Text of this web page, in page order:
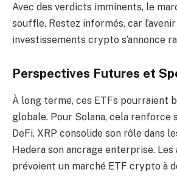
Avec des verdicts imminents, le
souffle. Restez informés, car l’avenir
investissements crypto s’annonce
Perspectives Futures et
À long terme, ces ETFs pourraient
globale. Pour Solana, cela renforce
DeFi. XRP consolide son rôle dans
Hedera son ancrage enterprise. Les
prévoient un marché ETF crypto à